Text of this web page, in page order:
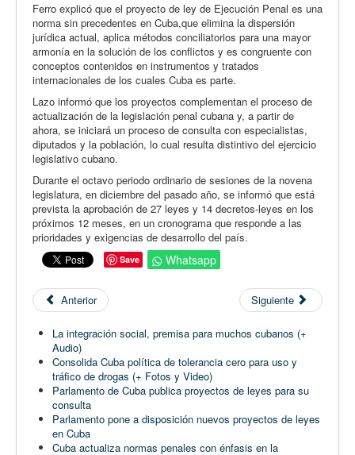
Ferro explicó que el proyecto de ley de Ejecución Penal es una
norma sin precedentes en Cuba,que elimina la dispersión
jurídica actual, aplica métodos conciliatorios para una mayor
armonía en la solución de los conflictos y es congruente con
conceptos contenidos en instrumentos y tratados
internacionales de los cuales Cuba es parte.
Lazo informó que los proyectos complementan el proceso de
actualización de la legislación penal cubana y, a partir de
ahora, se iniciará un proceso de consulta con especialistas,
diputados y la población, lo cual resulta distintivo del ejercicio
legislativo cubano.
Durante el octavo periodo ordinario de sesiones de la novena
legislatura, en diciembre del pasado año, se informó que está
prevista la aprobación de 27 leyes y 14 decretos-leyes en los
próximos 12 meses, en un cronograma que responde a las
prioridades y exigencias de desarrollo del país.
Save Whatsapp
Anterior Siguiente
La integración social, premisa para muchos cubanos (+
Audio)
Consolida Cuba política de tolerancia cero para uso y
tráfico de drogas (+ Fotos y Video)
Parlamento de Cuba publica proyectos de leyes para su
consulta
Parlamento pone a disposición nuevos proyectos de leyes
en Cuba
Cuba actualiza normas penales con énfasis en la